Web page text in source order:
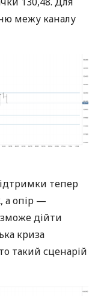
межу каналу
тепер
а опір —
дійти
криза
такий сценарій